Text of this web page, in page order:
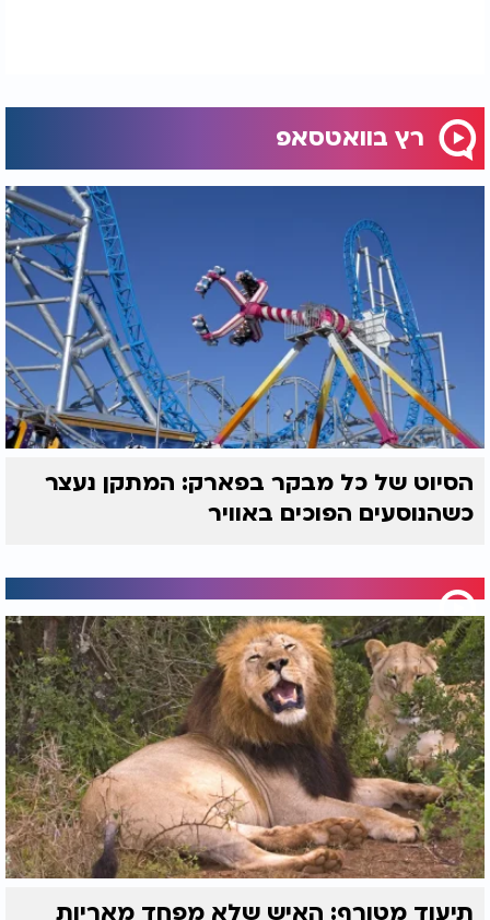
רץ בוואטסאפ
הסיוט של כל מבקר בפארק: המתקן נעצר
כשהנוסעים הפוכים באוויר
תיעוד מטורף: האיש שלא מפחד מאריות